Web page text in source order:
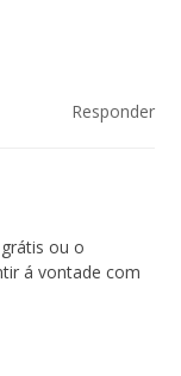
Responder
ou o
á vontade com